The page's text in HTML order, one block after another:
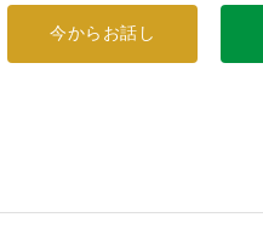
今からお話し